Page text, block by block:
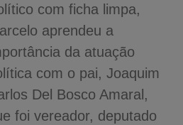
com ficha limpa,
aprendeu a
da atuação
com o pai, Joaquim
Del Bosco Amaral,
foi vereador, deputado